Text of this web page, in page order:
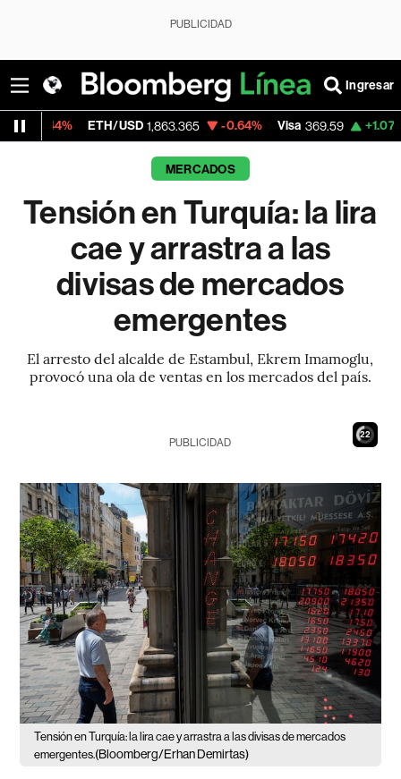
PUBLICIDAD
Ingresar
ETH/USD 1,863.365 -0.64% Visa 369.59 +1.07%
MERCADOS
Tensión en Turquía: la lira
cae y arrastra a las
divisas de mercados
emergentes
El arresto del alcalde de Estambul, Ekrem Imamoglu,
provocó una ola de ventas en los mercados del país.
21
PUBLICIDAD
Tensión en Turquía: la lira cae y arrastra a las divisas de mercados
emergentes.(Bloomberg/Erhan Demirtas)